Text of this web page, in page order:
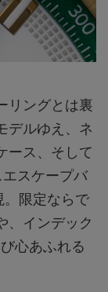
リングとは裏
デルゆえ、ネ
ース、そして
スケープバ
限定ならで
、インデック
心あふれる